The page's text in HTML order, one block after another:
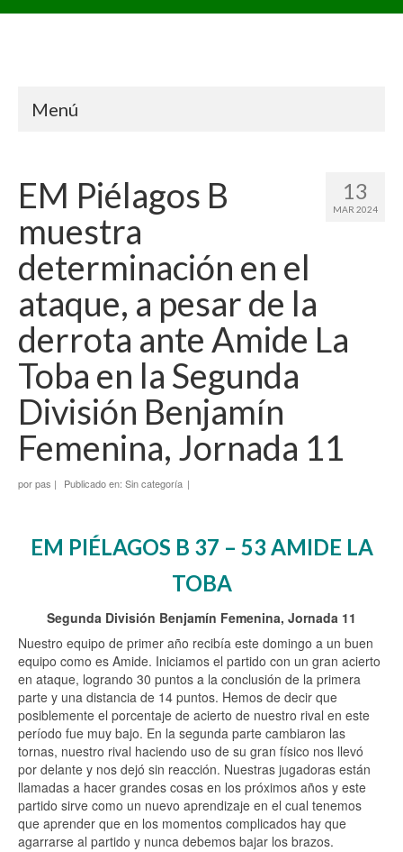
Menú
13
MAR 2024
EM Piélagos B
muestra
determinación en el
ataque, a pesar de la
derrota ante Amide La
Toba en la Segunda
División Benjamín
Femenina, Jornada 11
porpas | Publicado en: Sin categoría |
EM PIÉLAGOS B 37 – 53 AMIDE LA
TOBA
Segunda División Benjamín Femenina, Jornada 11
Nuestro equipo de primer año recibía este domingo a un buen
equipo como es Amide. Iniciamos el partido con un gran acierto
en ataque, logrando 30 puntos a la conclusión de la primera
parte y una distancia de 14 puntos. Hemos de decir que
posiblemente el porcentaje de acierto de nuestro rival en este
período fue muy bajo. En la segunda parte cambiaron las
tornas, nuestro rival haciendo uso de su gran físico nos llevó
por delante y nos dejó sin reacción. Nuestras jugadoras están
llamadas a hacer grandes cosas en los próximos años y este
partido sirve como un nuevo aprendizaje en el cual tenemos
que aprender que en los momentos complicados hay que
agarrarse al partido y nunca debemos bajar los brazos.